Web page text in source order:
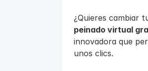
peinado virtual
innovadora que
unos clics.